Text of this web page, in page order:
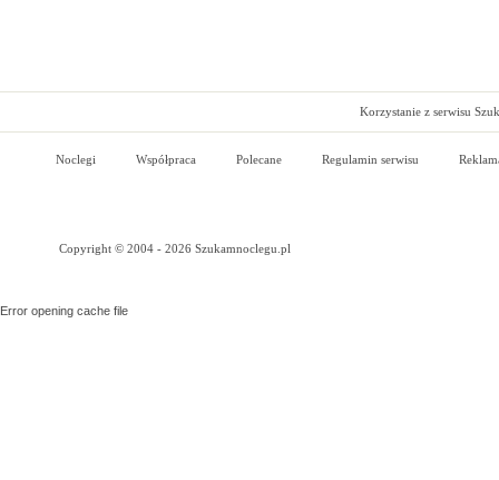
Korzystanie z serwisu
Noclegi Współpraca Polecane Regulamin serwisu
Copyright © 2004 - 2026 Szukamnoclegu.pl
Error opening cache file